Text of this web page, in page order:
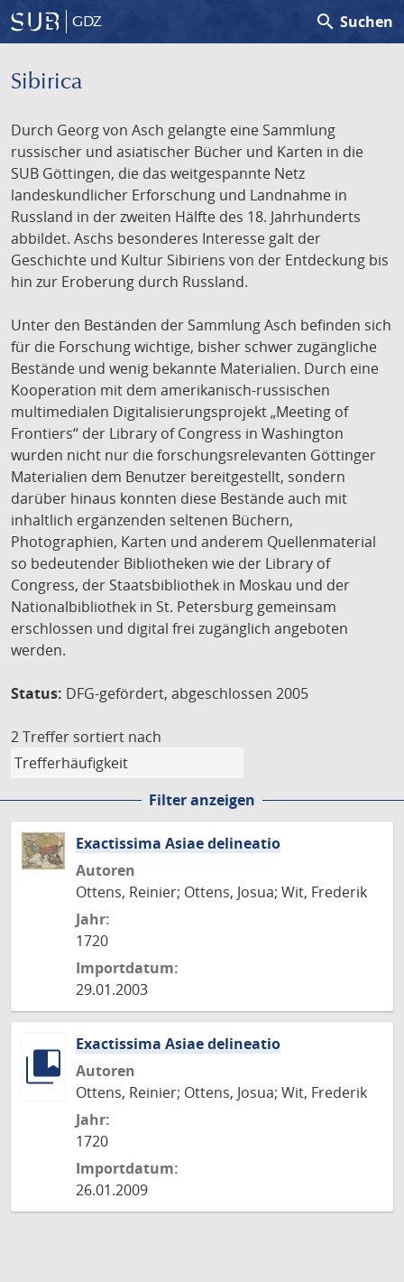
GDZ search Suchen
Sibirica
Durch Georg von Asch gelangte eine Sammlung
russischer und asiatischer Bücher und Karten in die
SUB Göttingen, die das weitgespannte Netz
landeskundlicher Erforschung und Landnahme in
Russland in der zweiten Hälfte des 18. Jahrhunderts
abbildet. Aschs besonderes Interesse galt der
Geschichte und Kultur Sibiriens von der Entdeckung bis
hin zur Eroberung durch Russland.
Unter den Beständen der Sammlung Asch befinden sich
für die Forschung wichtige, bisher schwer zugängliche
Bestände und wenig bekannte Materialien. Durch eine
Kooperation mit dem amerikanisch-russischen
multimedialen Digitalisierungsprojekt „Meeting of
Frontiers“ der Library of Congress in Washington
wurden nicht nur die forschungsrelevanten Göttinger
Materialien dem Benutzer bereitgestellt, sondern
darüber hinaus konnten diese Bestände auch mit
inhaltlich ergänzenden seltenen Büchern,
Photographien, Karten und anderem Quellenmaterial
so bedeutender Bibliotheken wie der Library of
Congress, der Staatsbibliothek in Moskau und der
Nationalbibliothek in St. Petersburg gemeinsam
erschlossen und digital frei zugänglich angeboten
werden.
Status: DFG-gefördert, abgeschlossen 2005
2 Treffer sortiert nach
Filter anzeigen
Exactissima Asiae delineatio
Autoren
Ottens, Reinier; Ottens, Josua; Wit, Frederik
Jahr:
1720
Importdatum:
29.01.2003
Exactissima Asiae delineatio
Autoren
Ottens, Reinier; Ottens, Josua; Wit, Frederik
Jahr:
1720
Importdatum:
26.01.2009